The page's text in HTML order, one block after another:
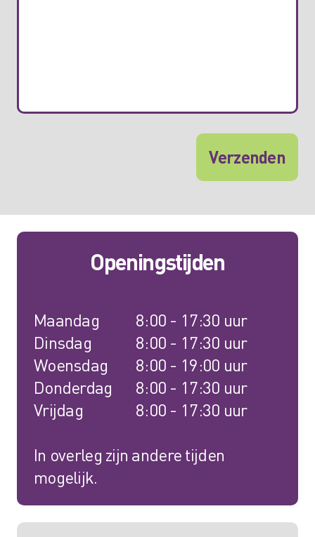
Openingstijden
Maandag
8:00 - 17:30 uur
Dinsdag
8:00 - 17:30 uur
Woensdag
8:00 - 19:00 uur
Donderdag
8:00 - 17:30 uur
Vrijdag
8:00 - 17:30 uur
In overleg zijn andere tijden
mogelijk.